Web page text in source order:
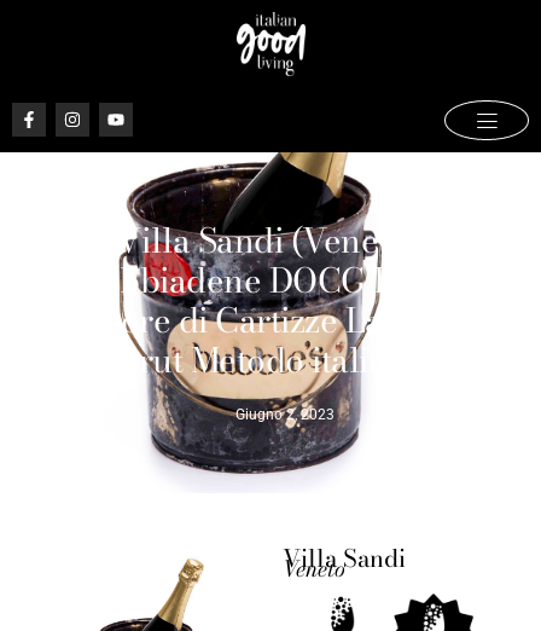
Villa Sandi (Veneto),
Valdobbiadene DOCG Prosecco
Superiore di Cartizze La Rivetta –
Brut Metodo italiano
Giugno 2, 2023
Villa Sandi
Veneto